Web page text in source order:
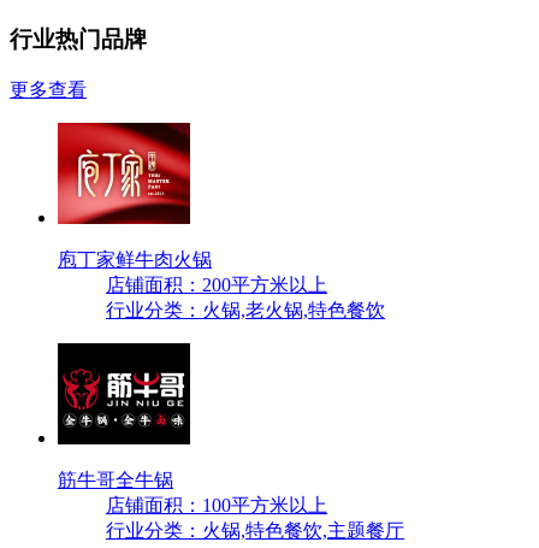
行业热门品牌
更多查看
庖丁家鲜牛肉火锅
店铺面积：200平方米以上
行业分类：火锅,老火锅,特色餐饮
筋牛哥全牛锅
店铺面积：100平方米以上
行业分类：火锅,特色餐饮,主题餐厅